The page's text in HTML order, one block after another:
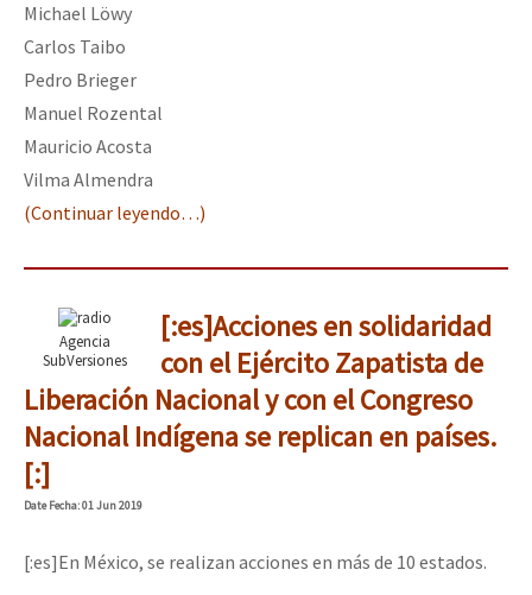
Michael Löwy
Carlos Taibo
Pedro Brieger
Manuel Rozental
Mauricio Acosta
Vilma Almendra
(Continuar leyendo…)
Agencia
SubVersiones
[:es]Acciones en solidaridad
con el Ejército Zapatista de
Liberación Nacional y con el Congreso
Nacional Indígena se replican en países.
[:]
DateFecha: 01 Jun 2019
[:es]En México, se realizan acciones en más de 10 estados.